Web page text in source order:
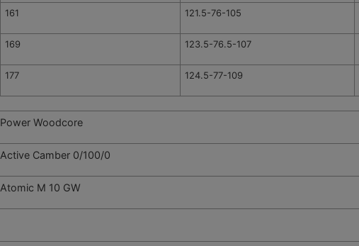
161 121.5-76-105
169 123.5-76.5-107
177 124.5-77-109
Power Woodcore
Active Camber 0/100/0
Atomic M 10 GW